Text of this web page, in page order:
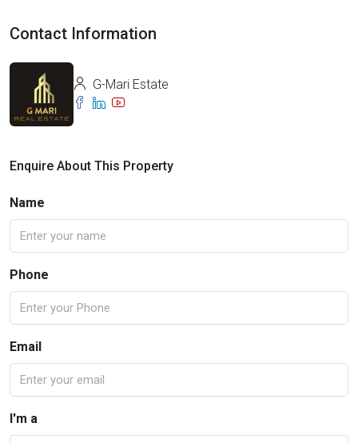
Contact Information
G-Mari Estate
Enquire About This Property
Name
Phone
Email
I'm a